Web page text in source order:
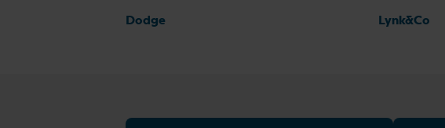
Dodge
Lynk&Co